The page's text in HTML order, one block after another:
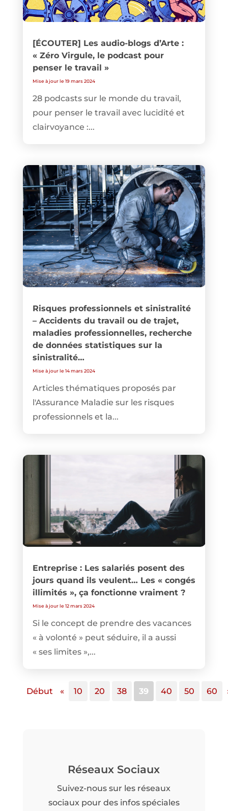
[ÉCOUTER] Les audio-blogs d’Arte :
« Zéro Virgule, le podcast pour
penser le travail »
Mise à jour le 19 mars 2024
28 podcasts sur le monde du travail,
pour penser le travail avec lucidité et
clairvoyance :...
Risques professionnels et sinistralité
– Accidents du travail ou de trajet,
maladies professionnelles, recherche
de données statistiques sur la
sinistralité…
Mise à jour le 14 mars 2024
Articles thématiques proposés par
l'Assurance Maladie sur les risques
professionnels et la...
Entreprise : Les salariés posent des
jours quand ils veulent… Les « congés
illimités », ça fonctionne vraiment ?
Mise à jour le 12 mars 2024
Si le concept de prendre des vacances
« à volonté » peut séduire, il a aussi
« ses limites »,...
Début « 10 20 38 39 40 50 60
Réseaux Sociaux
Suivez-nous sur les réseaux
sociaux pour des infos spéciales